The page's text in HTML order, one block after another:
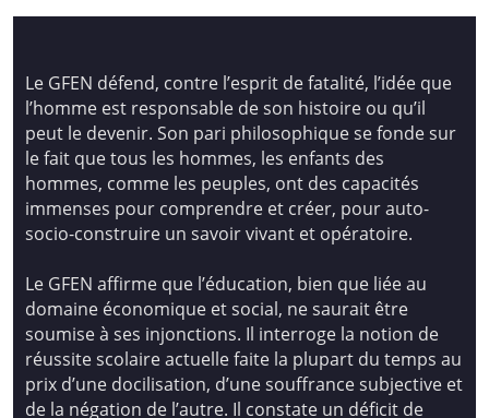
Le GFEN défend, contre l’esprit de fatalité, l’idée que
l’homme est responsable de son histoire ou qu’il
peut le devenir. Son pari philosophique se fonde sur
le fait que tous les hommes, les enfants des
hommes, comme les peuples, ont des capacités
immenses pour comprendre et créer, pour auto-
socio-construire un savoir vivant et opératoire.
Le GFEN affirme que l’éducation, bien que liée au
domaine économique et social, ne saurait être
soumise à ses injonctions. Il interroge la notion de
réussite scolaire actuelle faite la plupart du temps au
prix d’une docilisation, d’une souffrance subjective et
de la négation de l’autre. Il constate un déficit de